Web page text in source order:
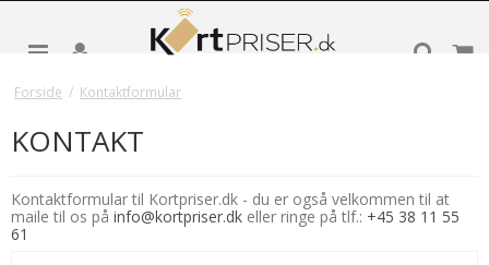
Forside / Kontaktformular
KONTAKT
Kontaktformular til Kortpriser.dk - du er også velkommen til at
maile til os på info@kortpriser.dk eller ringe på tlf.: +45 38 11 55
61